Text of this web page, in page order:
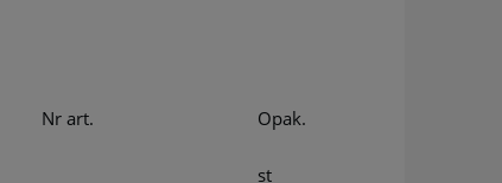
Nr art. Opak.
st